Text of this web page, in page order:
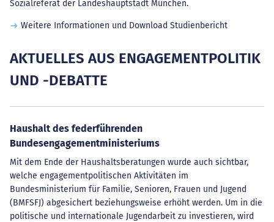
Sozialreferat der Landeshauptstadt München.
Weitere Informationen und Download Studienbericht
AKTUELLES AUS ENGAGEMENTPOLITIK
UND -DEBATTE
Haushalt des federführenden
Bundesengagementministeriums
Mit dem Ende der Haushaltsberatungen wurde auch sichtbar,
welche engagementpolitischen Aktivitäten im
Bundesministerium für Familie, Senioren, Frauen und Jugend
(BMFSFJ) abgesichert beziehungsweise erhöht werden. Um in die
politische und internationale Jugendarbeit zu investieren, wird